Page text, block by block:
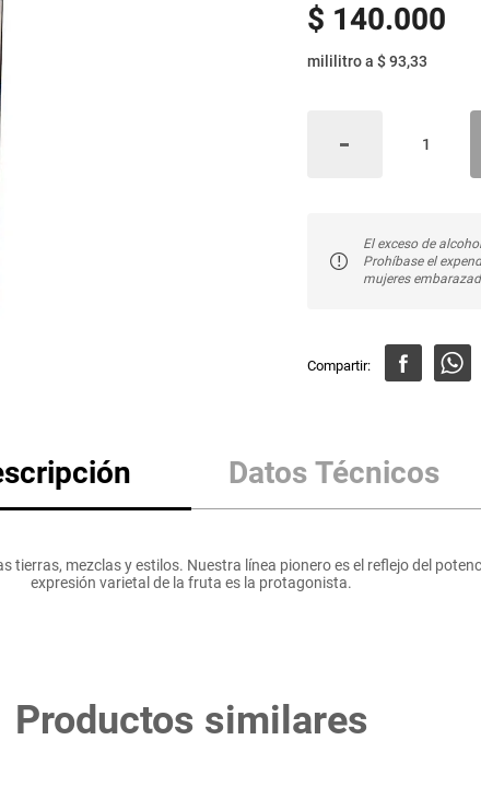
$ 140.000
mililitroa $ 93,33
El exceso de
Prohíbase el
mujeres
Datos Técnicos
tierras, mezclas y estilos. Nuestra línea pionero es el reflejo del
expresión varietal de la fruta es la protagonista.
Productos similares